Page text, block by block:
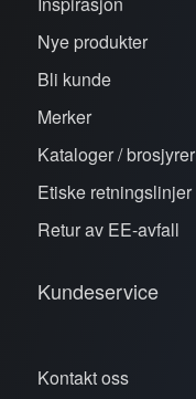
Nye produkter
Bli kunde
Merker
Kataloger / brosjyrer
Etiske retningslinjer
Retur av EE-avfall
Kundeservice
Kontakt oss